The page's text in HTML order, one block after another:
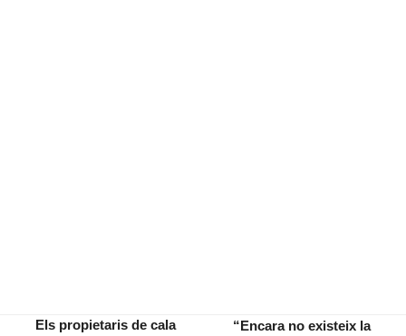
Els propietaris de cala
“Encara no existeix la